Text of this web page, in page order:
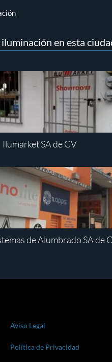
en esta
Ilumarket SA de CV
de Alumbrado SA de
Aviso Legal
Política de Privacidad